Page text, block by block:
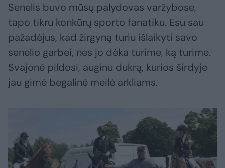
Senelis buvo mūsų palydovas varžybose,
tapo tikru konkūrų sporto fanatiku. Esu sau
pažadėjus, kad žirgyną turiu išlaikyti savo
senelio garbei, nes jo dėka turime, ką turime.
Svajonė pildosi, auginu dukrą, kurios širdyje
jau gimė begalinė meilė arkliams.